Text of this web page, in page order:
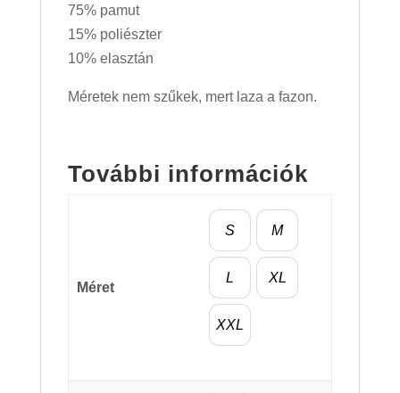
75% pamut
15% poliészter
10% elasztán
Méretek nem szűkek, mert laza a fazon.
További információk
Méret
S M
L XL
XXL